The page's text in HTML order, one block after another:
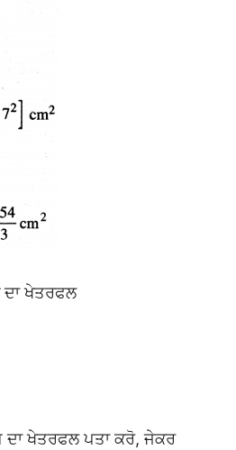
ਖੇਤਰਫਲ
ਦਾ ਖੇਤਰਫਲ ਪਤਾ ਕਰੋ, ਜੇਕਰ